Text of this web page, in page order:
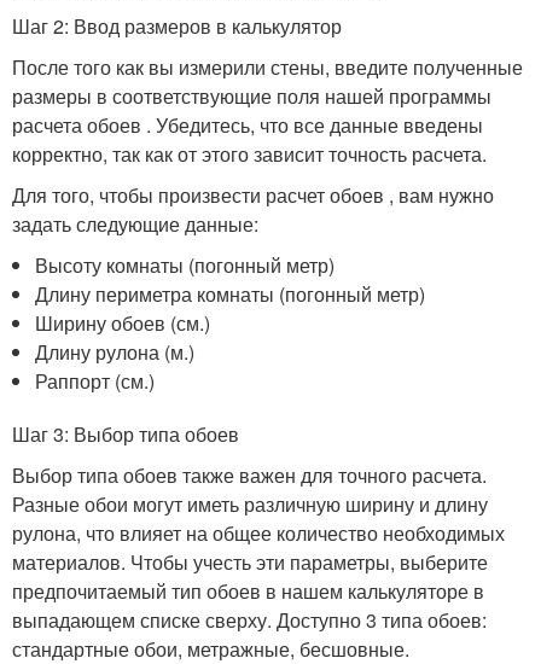
Шаг 2: Ввод размеров в калькулятор
После того как вы измерили стены, введите полученные
размеры в соответствующие поля нашей программы
расчета обоев . Убедитесь, что все данные введены
корректно, так как от этого зависит точность расчета.
Для того, чтобы произвести расчет обоев , вам нужно
задать следующие данные:
Высоту комнаты (погонный метр)
Длину периметра комнаты (погонный метр)
Ширину обоев (см.)
Длину рулона (м.)
Раппорт (см.)
Шаг 3: Выбор типа обоев
Выбор типа обоев также важен для точного расчета.
Разные обои могут иметь различную ширину и длину
рулона, что влияет на общее количество необходимых
материалов. Чтобы учесть эти параметры, выберите
предпочитаемый тип обоев в нашем калькуляторе в
выпадающем списке сверху. Доступно 3 типа обоев:
стандартные обои, метражные, бесшовные.